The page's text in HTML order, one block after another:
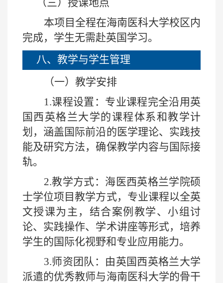
（三）授课地点
本项目全程在海南医科大学校区内
完成，学生无需赴英国学习。
八、教学与学生管理
（一）教学安排
1.课程设置：专业课程完全沿用英
国西英格兰大学的课程体系和教学计
划，涵盖国际前沿的医学理论、实践技
能及研究方法，确保教学内容与国际接
轨。
2.教学方式：海医西英格兰学院硕
士学位项目教学方式，专业课程以全英
文授课为主，结合案例教学、小组讨
论、实践操作、学术讲座等形式，培养
学生的国际化视野和专业应用能力。
3.师资团队：由英国西英格兰大学
派遣的优秀教师与海南医科大学的骨干